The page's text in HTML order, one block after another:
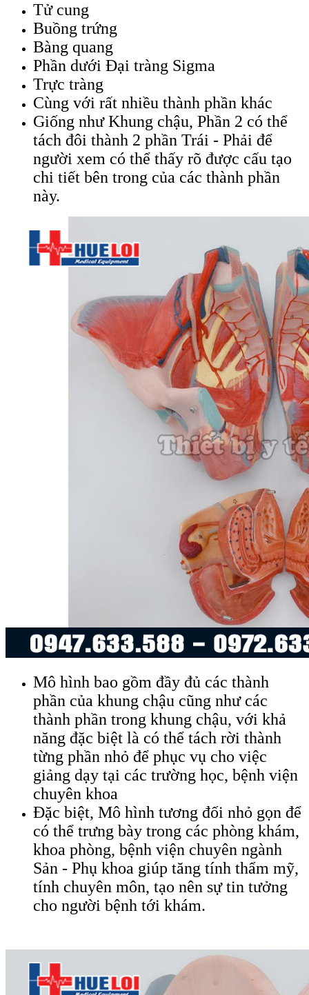
Tử cung
Buồng trứng
Bàng quang
Phần dưới Đại tràng Sigma
Trực tràng
Cùng với rất nhiều thành phần khác
Giống như Khung chậu, Phần 2 có thể
tách đôi thành 2 phần Trái - Phải để
người xem có thể thấy rõ được cấu tạo
chi tiết bên trong của các thành phần
này.
Mô hình bao gồm đầy đủ các thành
phần của khung chậu cũng như các
thành phần trong khung chậu, với khả
năng đặc biệt là có thể tách rời thành
từng phần nhỏ để phục vụ cho việc
giảng dạy tại các trường học, bệnh viện
chuyên khoa
Đặc biệt, Mô hình tương đối nhỏ gọn để
có thể trưng bày trong các phòng khám,
khoa phòng, bệnh viện chuyên ngành
Sản - Phụ khoa giúp tăng tính thẩm mỹ,
tính chuyên môn, tạo nên sự tin tưởng
cho người bệnh tới khám.